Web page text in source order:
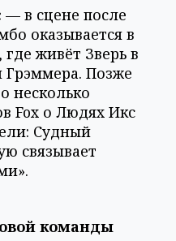
— в сцене после
оказывается в
живёт Зверь в
Позже
несколько
Fox о Людях Икс
Судный
связывает
команды